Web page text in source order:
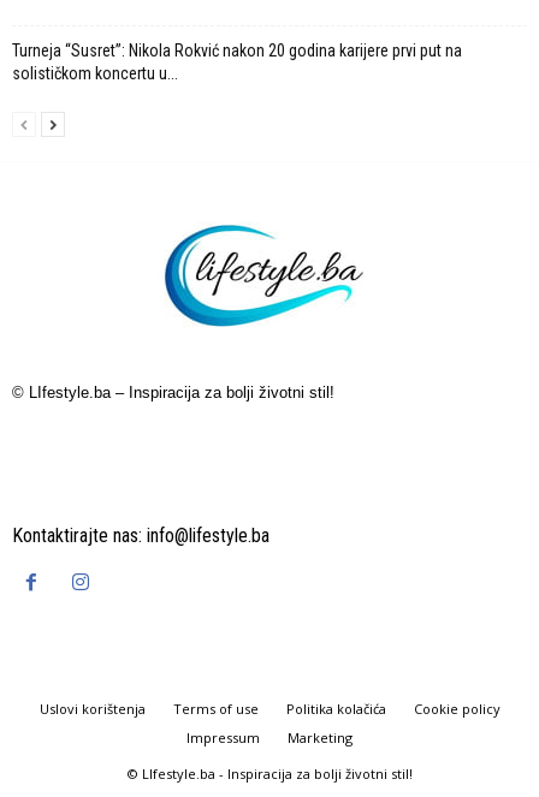
Turneja “Susret”: Nikola Rokvić nakon 20 godina karijere prvi put na
solističkom koncertu u...
© LIfestyle.ba – Inspiracija za bolji životni stil!
Kontaktirajte nas: info@lifestyle.ba
Uslovi korištenja Terms of use Politika kolačića
Cookie policy
Impressum
Marketing
© LIfestyle.ba - Inspiracija za bolji životni stil!